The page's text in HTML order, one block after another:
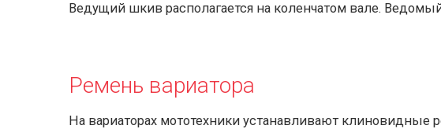
Ведущий шкив располагается на коленчатом вале.
Ремень вариатора
На вариаторах мототехники устанавливают клиновидные